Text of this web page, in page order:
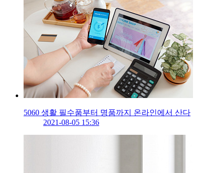
5060 생활 필수품부터 명품까지 온라인에서 산다
2021-08-05 15:36